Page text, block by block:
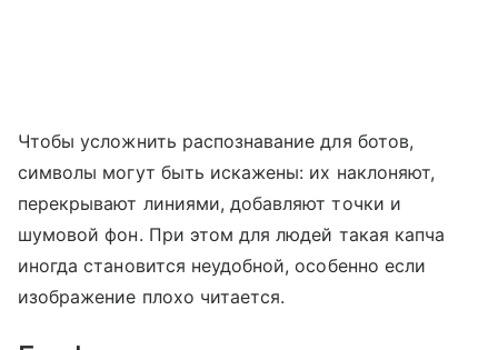
Чтобы усложнить распознавание для ботов,
символы могут быть искажены: их наклоняют,
перекрывают линиями, добавляют точки и
шумовой фон. При этом для людей такая капча
иногда становится неудобной, особенно если
изображение плохо читается.